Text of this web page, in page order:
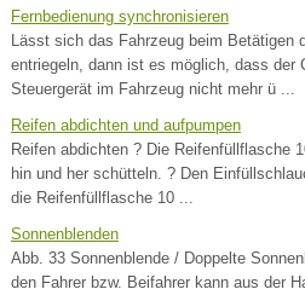
Fernbedienung synchronisieren
Lässt sich das Fahrzeug beim Betätigen
entriegeln, dann ist es möglich, dass der
Steuergerät im Fahrzeug nicht mehr ü ...
Reifen abdichten und aufpumpen
Reifen abdichten ? Die Reifenfüllflasche
hin und her schütteln. ? Den
die Reifenfüllflasche 10 ...
Sonnenblenden
Abb. 33 Sonnenblende / Doppelte
den Fahrer bzw. Beifahrer kann aus der